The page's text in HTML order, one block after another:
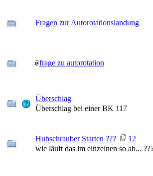
Fragen zur Autorotationslandung
frage zu autorotation
Überschlag
Überschlag bei einer BK 117
Hubschrauber Starten ??? 1 2
wie läuft das im einzelnen so ab...